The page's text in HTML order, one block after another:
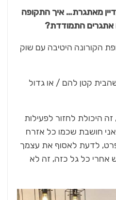
מאתגרת… איך התקופה
אתגרים התמודדת?
הקורונה היטיבה עם שוק
קטן להם / או גדול
היכולת לחזור לפעילות
חושבת שכמו כל אזרח
לדעת לאסוף את עצמך
כל גל כזה, זה לא